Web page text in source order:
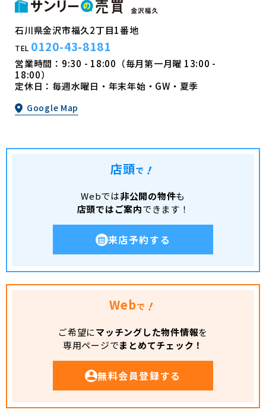
石川県金沢市福久2丁目1番地
TEL 0120-43-8181
営業時間：9:30 - 18:00（毎月第一月曜 13:00 -
18:00）
定休日：毎週水曜日・年末年始・GW・夏季
Google Map
店頭で！
Webでは非公開の物件も
店頭ではご案内できます！
来店予約する
Webで！
ご希望にマッチングした物件情報を
専用ページでまとめてチェック！
無料会員登録する